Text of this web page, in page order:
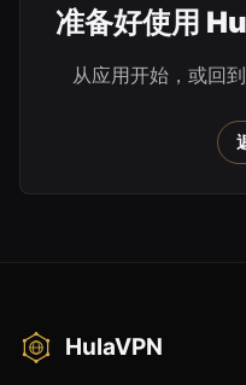
准备好使用
从应用开始，或回
HulaVPN